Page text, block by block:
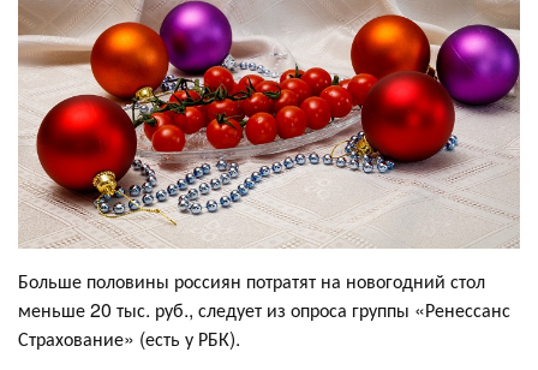
Больше половины россиян потратят на новогодний стол
меньше 20 тыс. руб., следует из опроса группы «Ренессанс
Страхование» (есть у РБК).